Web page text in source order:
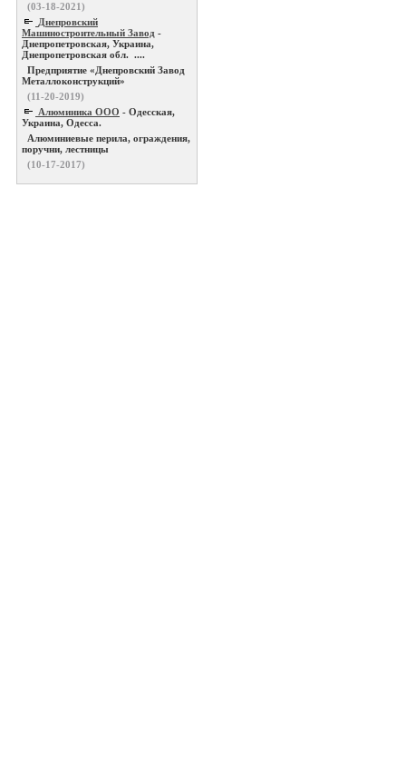
(03-18-2021)
Днепровский
Машиностроительный Завод -
Днепропетровская, Украина,
Днепропетровская обл. ....
Предприятие «Днепровский Завод
Металлоконструкций»
(11-20-2019)
Алюминика ООО - Одесская,
Украина, Одесса.
Алюминиевые перила, ограждения,
поручни, лестницы
(10-17-2017)